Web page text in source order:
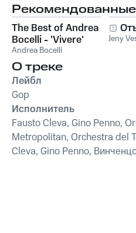
Умберто Джордано
Cleva
The Best of Andrea
Bocelli - 'Vivere'
Andrea Bocelli
Jeny
О треке
Лейбл
Gop
Исполнитель
Fausto Cleva, Gino Penno,
Metropolitan, Orchestra del
Cleva, Gino Penno,